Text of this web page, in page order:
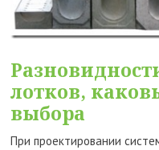
лотков,
выбора
При проектировании